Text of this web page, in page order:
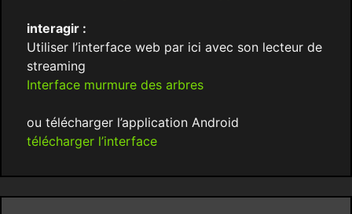
interagir :
Utiliser l’interface web par ici avec son lecteur de
streaming
Interface murmure des arbres
ou télécharger l’application Android
télécharger l’interface